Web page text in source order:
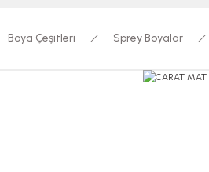
Boya Çeşitleri Sprey Boyalar